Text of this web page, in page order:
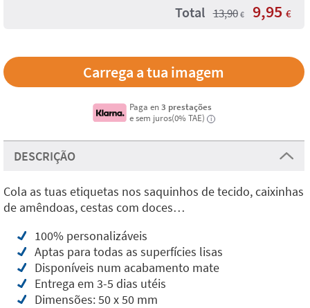
Total 13,90 € 9,95 €
Carrega a tua imagem
Paga en3 prestações
e sem juros(0% TAE)
i
DESCRIÇÃO
Cola as tuas etiquetas nos saquinhos de tecido, caixinhas
de amêndoas, cestas com doces…
100% personalizáveis
Aptas para todas as superfícies lisas
Disponíveis num acabamento mate
Entrega em 3-5 dias utéis
Dimensões: 50 x 50 mm